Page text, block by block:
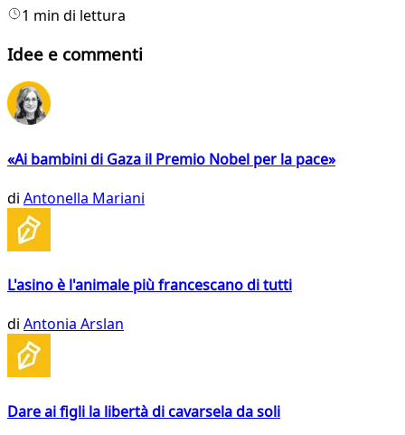
1 min di lettura
Idee e commenti
«Ai bambini di Gaza il Premio Nobel per la pace»
di Antonella Mariani
L'asino è l'animale più francescano di tutti
di Antonia Arslan
Dare ai figli la libertà di cavarsela da soli